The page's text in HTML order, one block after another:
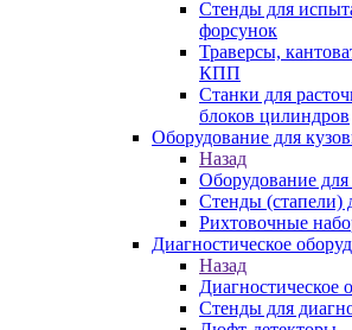
Стенды для
форсунок
Траверсы,
КПП
Станки для
блоков цилиндров
Оборудование для
Назад
Оборудование
Стенды (стапели)
Рихтовочные
Диагностическое
Назад
Диагностическое
Стенды для